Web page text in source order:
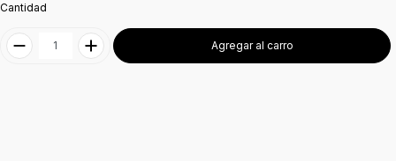
Cantidad
Agregar al carro